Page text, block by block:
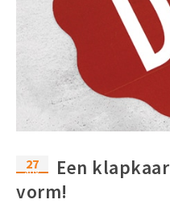
27
aug
Een
vorm!